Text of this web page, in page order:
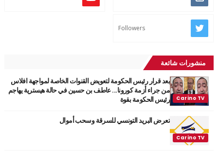
Followers
منشورات شائعة
بعد قرار رئيس الحكومة لتعويض القنوات الخاصة لمواجهة افلاس
من جراء أزمة كورونا... عاطف بن حسين في حالة هيسترية يهاجم
رئيس الحكومة بقوة
تعرض البريد التونسي للسرقة وسحب أموال